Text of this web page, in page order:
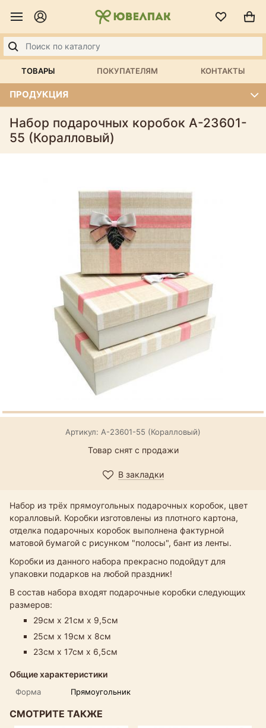
ТОВАРЫ ПОКУПАТЕЛЯМ КОНТАКТЫ
ПРОДУКЦИЯ
Набор подарочных коробок А-23601-
55 (Коралловый)
Артикул: А-23601-55 (Коралловый)
Товар снят с продажи
В закладки
Набор из трёх прямоугольных подарочных коробок, цвет
коралловый. Коробки изготовлены из плотного картона,
отделка подарочных коробок выполнена фактурной
матовой бумагой с рисунком "полосы", бант из ленты.
Коробки из данного набора прекрасно подойдут для
упаковки подарков на любой праздник!
В состав набора входят подарочные коробки следующих
размеров:
29см х 21см х 9,5см
25см х 19см х 8см
23см х 17см х 6,5см
Общие характеристики
Форма Прямоугольник
СМОТРИТЕ ТАКЖЕ